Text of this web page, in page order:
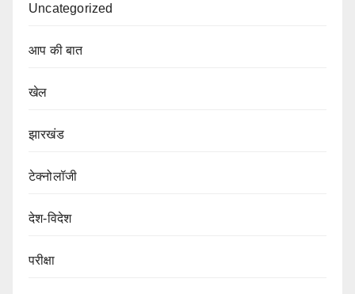
Uncategorized
आप की बात
खेल
झारखंड
टेक्नोलॉजी
देश-विदेश
परीक्षा